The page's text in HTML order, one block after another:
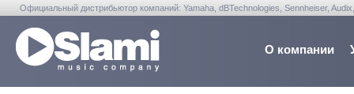
Официальный дистрибьютор компаний: Yamaha, dBTechnologies, Sennheiser,
О компании